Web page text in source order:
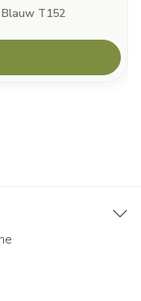
Blauw T152